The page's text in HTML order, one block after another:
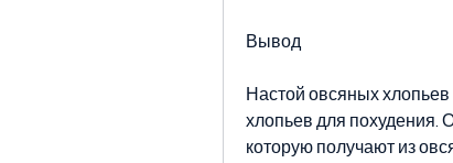
Вывод
Настой овсяных
хлопьев для похудения.
которую получают из